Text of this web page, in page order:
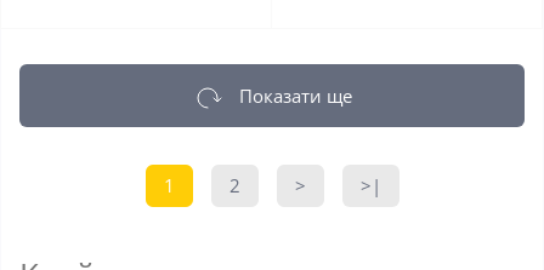
Показати ще
1 2 > >|